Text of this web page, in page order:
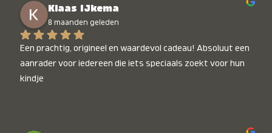
Klaas IJkema
8 maanden geleden
Een prachtig, origineel en waardevol cadeau! Absoluut een
aanrader voor iedereen die iets speciaals zoekt voor hun
kindje